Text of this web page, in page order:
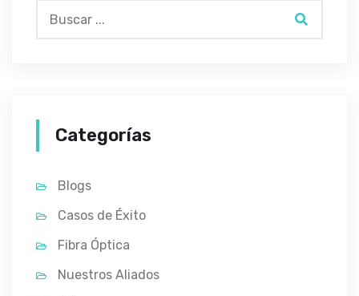
Categorías
Blogs
Casos de Éxito
Fibra Óptica
Nuestros Aliados